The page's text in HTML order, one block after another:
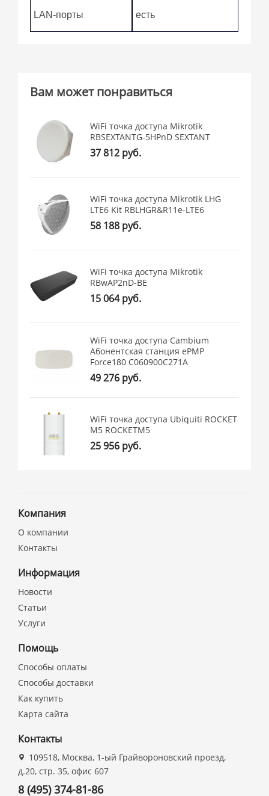
LAN-порты есть
Вам может понравиться
WiFi точка доступа Mikrotik
RBSEXTANTG-5HPnD SEXTANT
37 812 руб.
WiFi точка доступа Mikrotik LHG
LTE6 Kit RBLHGR&R11e-LTE6
58 188 руб.
WiFi точка доступа Mikrotik
RBwAP2nD-BE
15 064 руб.
WiFi точка доступа Cambium
Абонентская станция ePMP
Force180 C060900C271A
49 276 руб.
WiFi точка доступа Ubiquiti ROCKET
M5 ROCKETM5
25 956 руб.
Компания
О компании
Контакты
Информация
Новости
Статьи
Услуги
Помощь
Способы оплаты
Способы доставки
Как купить
Карта сайта
Контакты
109518, Москва, 1-ый Грайвороновский проезд,
д.20, стр. 35, офис 607
8 (495) 374-81-86